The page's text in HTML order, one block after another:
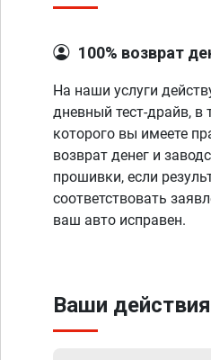
100% возврат
На наши услуги
дневный тест-драйв, в
которого вы имеете
возврат денег и
прошивки, если
соответствовать
ваш авто исправен.
Ваши